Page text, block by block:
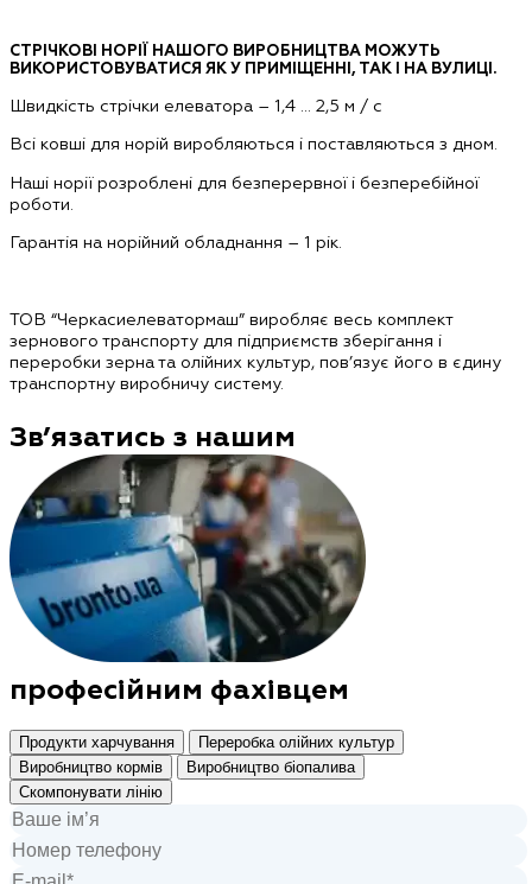
СТРІЧКОВІ НОРІЇ НАШОГО ВИРОБНИЦТВА МОЖУТЬ
ВИКОРИСТОВУВАТИСЯ ЯК У ПРИМІЩЕННІ, ТАК І НА ВУЛИЦІ.
Швидкість стрічки елеватора – 1,4 … 2,5 м / с
Всі ковші для норій виробляються і поставляються з дном.
Наші норії розроблені для безперервної і безперебійної
роботи.
Гарантія на норійний обладнання – 1 рік.
ТОВ “Черкасиелеватормаш” виробляє весь комплект
зернового транспорту для підприємств зберігання і
переробки зерна та олійних культур, пов’язує його в єдину
транспортну виробничу систему.
Зв’язатись з нашим
професійним фахівцем
Продукти харчування
Переробка олійних культур
Виробництво кормів
Виробництво біопалива
Скомпонувати лінію